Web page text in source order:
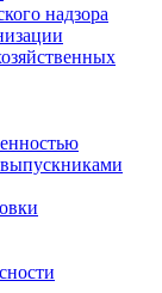
надзора